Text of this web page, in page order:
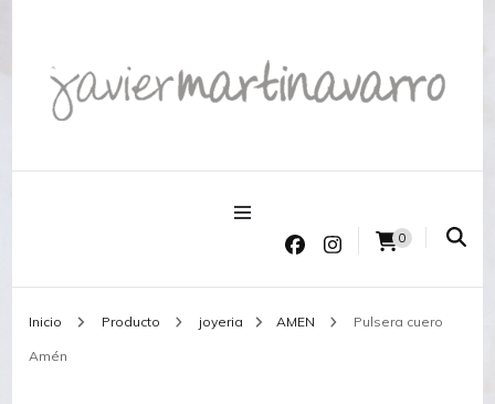
Joyería Javier Martinavarro
0
Inicio Producto joyeria AMEN Pulsera cuero
Amén